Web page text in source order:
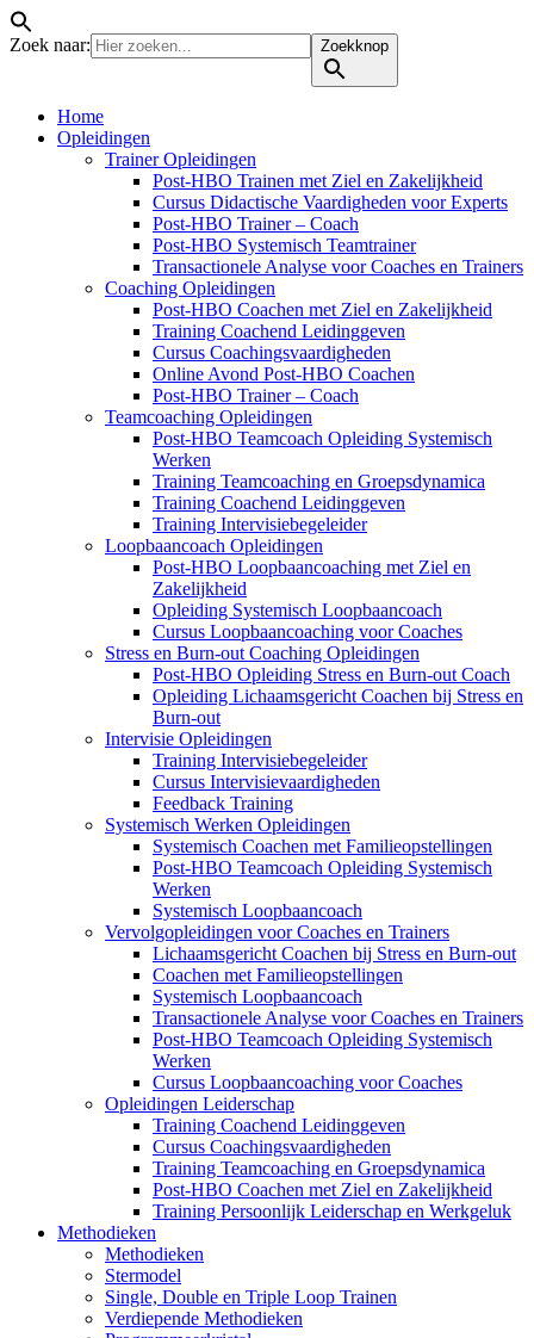
Zoek naar: Zoekknop
Home
Opleidingen
Trainer Opleidingen
Post-HBO Trainen met Ziel en Zakelijkheid
Cursus Didactische Vaardigheden voor Experts
Post-HBO Trainer – Coach
Post-HBO Systemisch Teamtrainer
Transactionele Analyse voor Coaches en Trainers
Coaching Opleidingen
Post-HBO Coachen met Ziel en Zakelijkheid
Training Coachend Leidinggeven
Cursus Coachingsvaardigheden
Online Avond Post-HBO Coachen
Post-HBO Trainer – Coach
Teamcoaching Opleidingen
Post-HBO Teamcoach Opleiding Systemisch
Werken
Training Teamcoaching en Groepsdynamica
Training Coachend Leidinggeven
Training Intervisiebegeleider
Loopbaancoach Opleidingen
Post-HBO Loopbaancoaching met Ziel en
Zakelijkheid
Opleiding Systemisch Loopbaancoach
Cursus Loopbaancoaching voor Coaches
Stress en Burn-out Coaching Opleidingen
Post-HBO Opleiding Stress en Burn-out Coach
Opleiding Lichaamsgericht Coachen bij Stress en
Burn-out
Intervisie Opleidingen
Training Intervisiebegeleider
Cursus Intervisievaardigheden
Feedback Training
Systemisch Werken Opleidingen
Systemisch Coachen met Familieopstellingen
Post-HBO Teamcoach Opleiding Systemisch
Werken
Systemisch Loopbaancoach
Vervolgopleidingen voor Coaches en Trainers
Lichaamsgericht Coachen bij Stress en Burn-out
Coachen met Familieopstellingen
Systemisch Loopbaancoach
Transactionele Analyse voor Coaches en Trainers
Post-HBO Teamcoach Opleiding Systemisch
Werken
Cursus Loopbaancoaching voor Coaches
Opleidingen Leiderschap
Training Coachend Leidinggeven
Cursus Coachingsvaardigheden
Training Teamcoaching en Groepsdynamica
Post-HBO Coachen met Ziel en Zakelijkheid
Training Persoonlijk Leiderschap en Werkgeluk
Methodieken
Methodieken
Stermodel
Single, Double en Triple Loop Trainen
Verdiepende Methodieken